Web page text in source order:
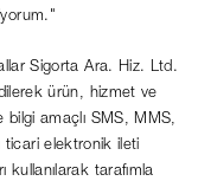
Sigorta Ara. Hiz. Ltd.
ürün, hizmet ve
amaçlı SMS, MMS,
elektronik ileti
kullanılarak tarafımla